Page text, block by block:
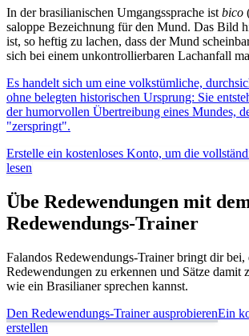
In der brasilianischen Umgangssprache ist bico
saloppe Bezeichnung für den Mund. Das Bild
ist, so heftig zu lachen, dass der Mund
sich bei einem unkontrollierbaren Lachanfall
Es handelt sich um eine volkstümliche,
ohne belegten historischen Ursprung: Sie
der humorvollen Übertreibung eines Mundes,
"zerspringt".
Erstelle ein kostenloses Konto, um die
lesen
Übe Redewendungen mit
Redewendungs-Trainer
Falandos Redewendungs-Trainer bringt dir
Redewendungen zu erkennen und Sätze damit
wie ein Brasilianer sprechen kannst.
Den Redewendungs-Trainer ausprobierenEin
erstellen